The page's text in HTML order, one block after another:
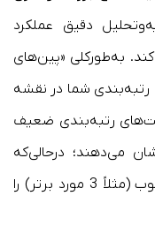
دقیق عملکرد
به‌طورکلی «پین‌های
شما در نقشه
رتبه‌بندی ضعیف
نشان می‌دهند؛ درحالی‌که
پین‌های سبز موقعیت‌های رتبه‌بندی خوب (مثلاً 3 مورد برتر) را